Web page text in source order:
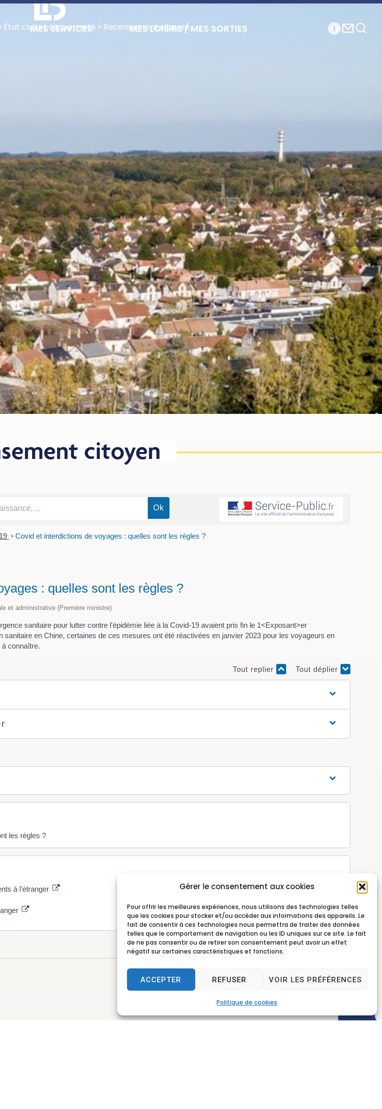
Gérer le consentement aux cookies
Pour offrir les meilleures expériences, nous utilisons des technologies telles
que les cookies pour stocker et/ou accéder aux informations des appareils. Le
fait de consentir à ces technologies nous permettra de traiter des données
telles que le comportement de navigation ou les ID uniques sur ce site. Le fait
de ne pas consentir ou de retirer son consentement peut avoir un effet
négatif sur certaines caractéristiques et fonctions.
ACCEPTER REFUSER VOIR LES PRÉFÉRENCES
Politique de cookies
MES SERVICES MES LOISIRS / MES SORTIES
État civil et citoyenneté » Recensement citoyen
citoyen
> Covid et interdictions de voyages : quelles sont les règles ?
: quelles sont les règles ?
et administrative (Première ministre)
sanitaire pour lutter contre l'épidémie liée à la Covid-19 avaient pris fin le 1<Exposant>er
sanitaire en Chine, certaines de ces mesures ont été réactivées en janvier 2023 pour les voyageurs en
connaître.
Tout replier Tout déplier
les règles ?
à l'étranger